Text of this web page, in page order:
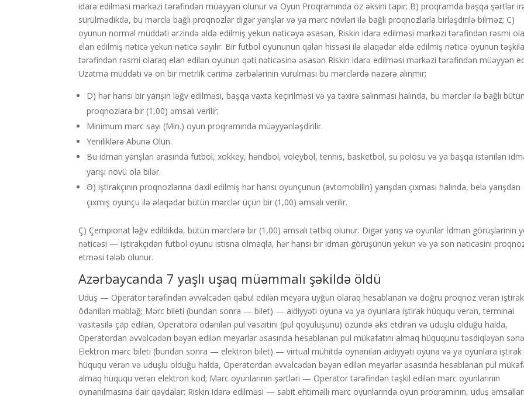
idarə edilməsi mərkəzi tərəfindən müəyyən olunur və Oyun Proqramında öz əksini tapır; B) proqramda başqa şərtlər
sürülmədikdə, bu mərclə bağlı proqnozlar digər yarışlar və ya mərc növləri ilə bağlı proqnozlarla birləşdirilə bilməz; C)
oyunun normal müddəti ərzində əldə edilmiş yekun nəticəyə əsasən, Riskin idarə edilməsi mərkəzi tərəfindən rəsmi
elan edilmiş nəticə yekun nəticə sayılır. Bir futbol oyununun qalan hissəsi ilə əlaqədar əldə edilmiş nəticə oyunun
tərəfindən rəsmi olaraq elan edilən oyunun qəti nəticəsinə əsasən Riskin idarə edilməsi mərkəzi tərəfindən müəyyən
Uzatma müddəti və on bir metrlik cərimə zərbələrinin vurulması bu mərclərdə nəzərə alınmır;
D) hər hansı bir yarışın ləğv edilməsi, başqa vaxta keçirilməsi və ya təxirə salınması halında, bu mərclər ilə bağlı bütün
proqnozlara bir (1,00) əmsalı verilir;
Minimum mərc sayı (Min.) oyun proqramında müəyyənləşdirilir.
Yeniliklərə Abunə Olun.
Bu idman yarışları arasında futbol, xokkey, həndbol, voleybol, tennis, basketbol, su polosu və ya başqa istənilən
yarışı növü ola bilər.
Ə) iştirakçının proqnozlarına daxil edilmiş hər hansı oyunçunun (avtomobilin) yarışdan çıxması halında, belə yarışdan
çıxmış oyunçu ilə əlaqədar bütün mərclər üçün bir (1,00) əmsalı verilir.
Ç) Çempionat ləğv edildikdə, bütün mərclərə bir (1,00) əmsalı tətbiq olunur. Digər yarış və oyunlar İdman görüşlərinin
nəticəsi — iştirakçıdan futbol oyunu istisna olmaqla, hər hansı bir idman görüşünün yekun və ya son nəticəsini
etməsi tələb olunur.
Azərbaycanda 7 yaşlı uşaq müəmmalı şəkildə öldü
Uduş — Operator tərəfindən əvvəlcədən qəbul edilən meyara uyğun olaraq hesablanan və doğru proqnoz verən
ödənilən məbləğ; Mərc bileti (bundan sonra — bilet) — aidiyyəti oyuna və ya oyunlara iştirak hüququ verən, terminal
vasitəsilə çap edilən, Operatora ödənilən pul vəsaitini (pul qoyuluşunu) özündə əks etdirən və uduşlu olduğu halda,
Operatordan əvvəlcədən bəyan edilən meyarlar əsasında hesablanan pul mükafatını almaq hüququnu təsdiqləyən
Elektron mərc bileti (bundan sonra — elektron bilet) — virtual mühitdə oynanılan aidiyyəti oyuna və ya oyunlara iştirak
hüququ verən və uduşlu olduğu halda, Operatordan əvvəlcədən bəyan edilən meyarlar əsasında hesablanan pul
almaq hüququ verən elektron kod; Mərc oyunlarının şərtləri — Operator tərəfindən təşkil edilən mərc oyunlarının
oynanılmasına dair qaydalar; Riskin idarə edilməsi — sabit ehtimallı mərc oyunlarında oyun proqramının, uduş